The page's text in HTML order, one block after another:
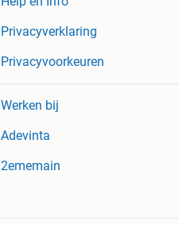
Privacyverklaring
Privacyvoorkeuren
Werken bij
Adevinta
2ememain